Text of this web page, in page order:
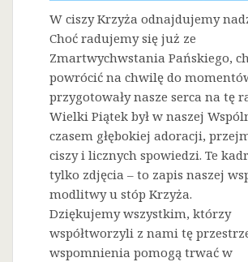
W ciszy Krzyża odnajdujemy
Choć radujemy się już ze
Zmartwychwstania Pańskiego,
powrócić na chwilę do
przygotowały nasze serca na tę
Wielki Piątek był w naszej
czasem głębokiej adoracji,
ciszy i licznych spowiedzi. Te
tylko zdjęcia – to zapis naszej
modlitwy u stóp Krzyża.
Dziękujemy wszystkim, którzy
współtworzyli z nami tę
wspomnienia pomogą trwać w